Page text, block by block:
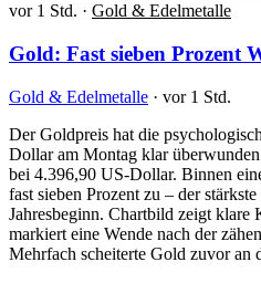
vor 1 Std. · Gold & Edelmetalle
Gold: Fast sieben Prozent
Gold & Edelmetalle · vor 1 Std.
Der Goldpreis hat die
Dollar am Montag klar
bei 4.396,90 US-Dollar. Binnen
fast sieben Prozent zu – der
Jahresbeginn. Chartbild zeigt
markiert eine Wende nach der
Mehrfach scheiterte Gold zuvor